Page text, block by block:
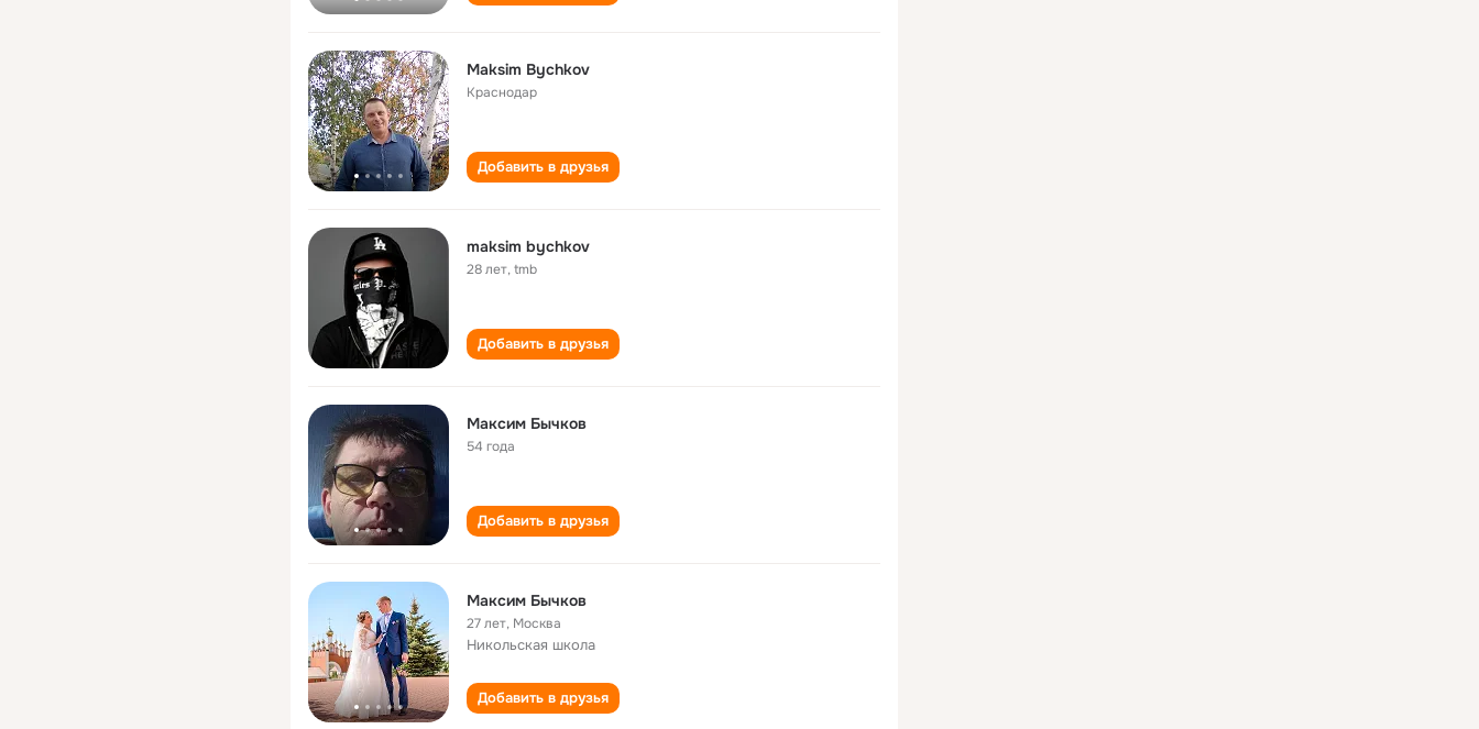
Maksim Bychkov
Краснодар
Добавить в друзья
maksim bychkov
28 лет,tmb
Добавить в друзья
Максим Бычков
54 года
Добавить в друзья
Максим Бычков
27 лет, Москва
Никольская школа
Добавить в друзья